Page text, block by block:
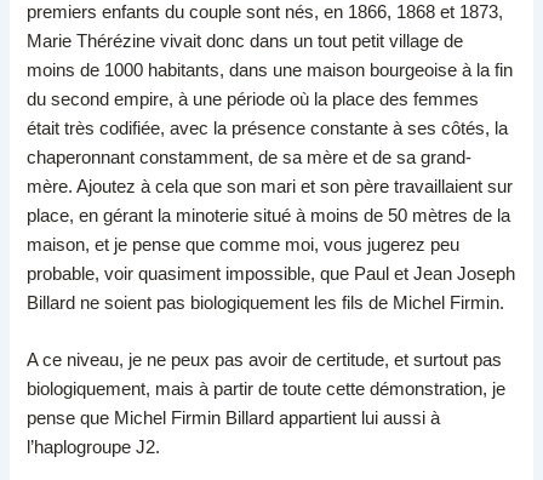
premiers enfants du couple sont nés, en 1866, 1868 et 1873,
Marie Thérézine vivait donc dans un tout petit village de
moins de 1000 habitants, dans une maison bourgeoise à la fin
du second empire, à une période où la place des femmes
était très codifiée, avec la présence constante à ses côtés, la
chaperonnant constamment, de sa mère et de sa grand-
mère. Ajoutez à cela que son mari et son père travaillaient sur
place, en gérant la minoterie situé à moins de 50 mètres de la
maison, et je pense que comme moi, vous jugerez peu
probable, voir quasiment impossible, que Paul et Jean Joseph
Billard ne soient pas biologiquement les fils de Michel Firmin.
A ce niveau, je ne peux pas avoir de certitude, et surtout pas
biologiquement, mais à partir de toute cette démonstration, je
pense que Michel Firmin Billard appartient lui aussi à
l’haplogroupe J2.